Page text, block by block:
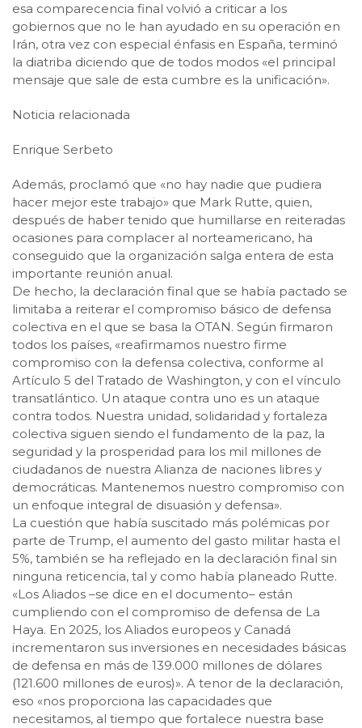
esa comparecencia final volvió a criticar a los
gobiernos que no le han ayudado en su operación en
Irán, otra vez con especial énfasis en España, terminó
la diatriba diciendo que de todos modos «el principal
mensaje que sale de esta cumbre es la unificación».
Noticia relacionada
Enrique Serbeto
Además, proclamó que «no hay nadie que pudiera
hacer mejor este trabajo» que Mark Rutte, quien,
después de haber tenido que humillarse en reiteradas
ocasiones para complacer al norteamericano, ha
conseguido que la organización salga entera de esta
importante reunión anual.
De hecho, la declaración final que se había pactado se
limitaba a reiterar el compromiso básico de defensa
colectiva en el que se basa la OTAN. Según firmaron
todos los países, «reafirmamos nuestro firme
compromiso con la defensa colectiva, conforme al
Artículo 5 del Tratado de Washington, y con el vínculo
transatlántico. Un ataque contra uno es un ataque
contra todos. Nuestra unidad, solidaridad y fortaleza
colectiva siguen siendo el fundamento de la paz, la
seguridad y la prosperidad para los mil millones de
ciudadanos de nuestra Alianza de naciones libres y
democráticas. Mantenemos nuestro compromiso con
un enfoque integral de disuasión y defensa».
La cuestión que había suscitado más polémicas por
parte de Trump, el aumento del gasto militar hasta el
5%, también se ha reflejado en la declaración final sin
ninguna reticencia, tal y como había planeado Rutte.
«Los Aliados –se dice en el documento– están
cumpliendo con el compromiso de defensa de La
Haya. En 2025, los Aliados europeos y Canadá
incrementaron sus inversiones en necesidades básicas
de defensa en más de 139.000 millones de dólares
(121.600 millones de euros)». A tenor de la declaración,
eso «nos proporciona las capacidades que
necesitamos, al tiempo que fortalece nuestra base